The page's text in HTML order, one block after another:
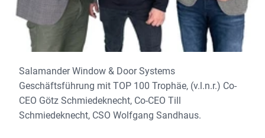
Salamander Window & Door Systems
Geschäftsführung mit TOP 100 Trophäe, (v.l.n.r.) Co-
CEO Götz Schmiedeknecht, Co-CEO Till
Schmiedeknecht, CSO Wolfgang Sandhaus.